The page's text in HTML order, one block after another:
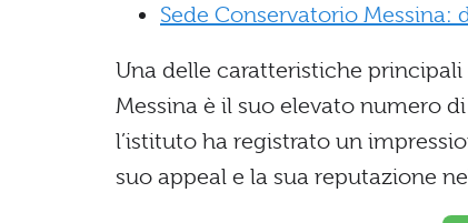
Sede Conservatorio Messina:
Una delle caratteristiche principali
Messina è il suo elevato numero
l’istituto ha registrato un
suo appeal e la sua reputazione